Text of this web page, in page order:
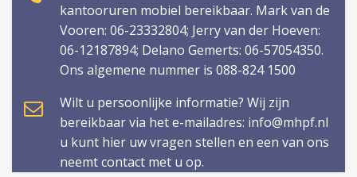
kantooruren mobiel bereikbaar. Mark van de
Vooren: 06-23332804; Jerry van der Hoeven:
06-12187894; Delano Gemerts: 06-57054350.
Ons algemene nummer is 088-824 1500
Wilt u persoonlijke informatie? Wij zijn
bereikbaar via het e-mailadres: info@mhpf.nl
u kunt hier uw vragen stellen en een van ons
neemt contact met u op.